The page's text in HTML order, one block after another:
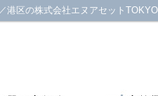
港区の株式会社エヌアセットTOKYO